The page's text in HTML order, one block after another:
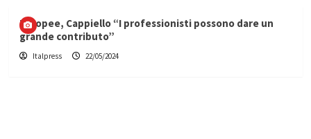
Europee, Cappiello “I professionisti possono dare un
grande contributo”
Italpress 22/05/2024